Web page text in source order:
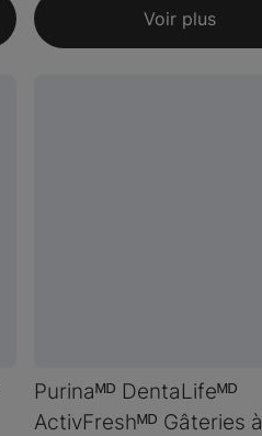
Voir plus
Purinaᴹᴰ DentaLifeᴹᴰ
ActivFreshᴹᴰ Gâteries à